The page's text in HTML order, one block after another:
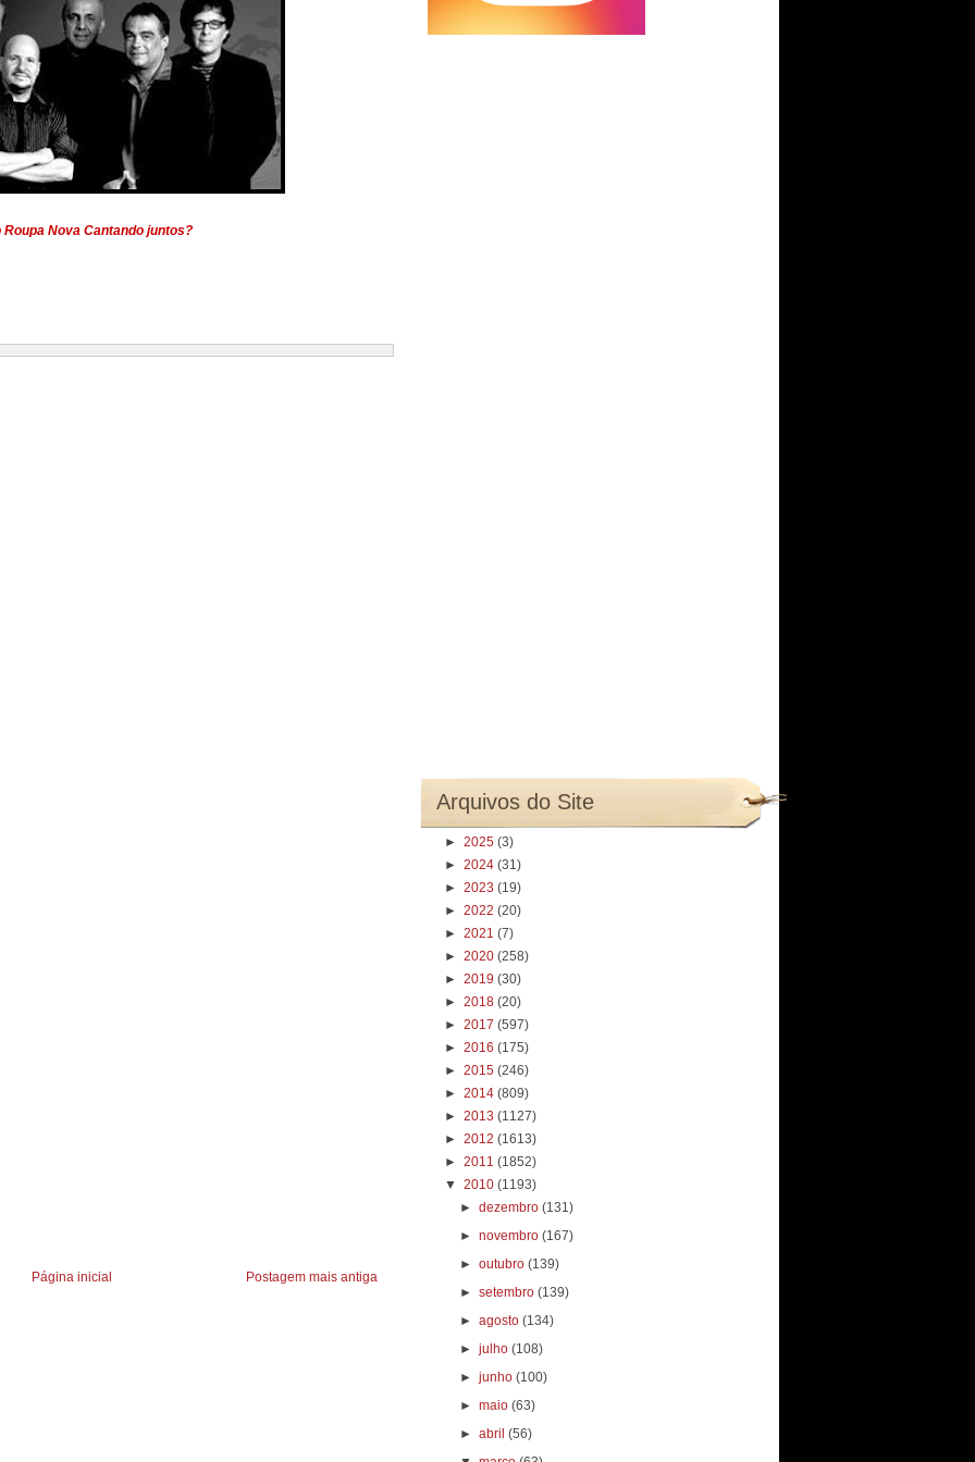
Nova Cantando juntos?
Postagem mais antiga
Página inicial
Arquivos do Site
► 2025 (3)
► 2024 (31)
► 2023 (19)
► 2022 (20)
► 2021 (7)
► 2020 (258)
► 2019 (30)
► 2018 (20)
► 2017 (597)
► 2016 (175)
► 2015 (246)
► 2014 (809)
► 2013 (1127)
► 2012 (1613)
► 2011 (1852)
▼ 2010 (1193)
►dezembro(131)
►novembro(167)
►outubro(139)
►setembro(139)
►agosto(134)
►julho(108)
►junho(100)
►maio(63)
►abril(56)